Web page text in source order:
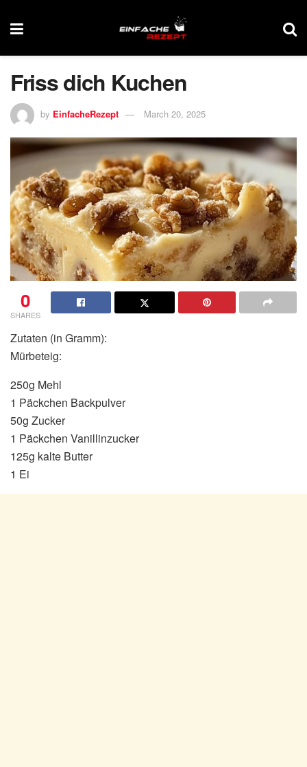
Friss dich Kuchen
by EinfacheRezept March 20, 2025
0
SHARES
Zutaten (in Gramm):
Mürbeteig:
250g Mehl
1 Päckchen Backpulver
50g Zucker
1 Päckchen Vanillinzucker
125g kalte Butter
1 Ei